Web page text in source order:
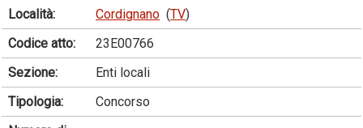
Località:
Cordignano (TV)
Codice atto:
23E00766
Sezione:
Enti locali
Tipologia:
Concorso